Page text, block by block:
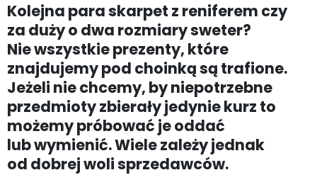
Kolejna para skarpet z reniferem czy
za duży o dwa rozmiary sweter?
Nie wszystkie prezenty, które
znajdujemy pod choinką są trafione.
Jeżeli nie chcemy, by niepotrzebne
przedmioty zbierały jedynie kurz to
możemy próbować je oddać
lub wymienić. Wiele zależy jednak
od dobrej woli sprzedawców.